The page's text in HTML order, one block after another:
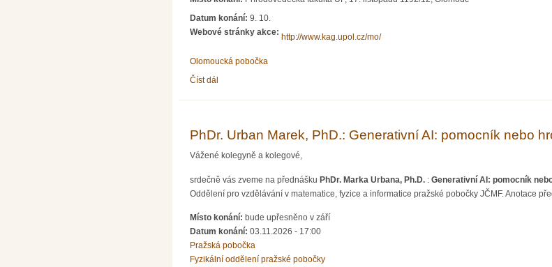
Datum konání: 9. 10.
Webové stránky akce:
http://www.kag.upol.cz/mo/
Olomoucká pobočka
Číst dál
PhDr. Urban Marek, PhD.: Generativní AI: pomocník nebo
Vážené kolegyně a kolegové,
srdečně vás zveme na přednášku PhDr. Marka Urbana, Ph.D. : Generativní AI: pomocník
Oddělení pro vzdělávání v matematice, fyzice a informatice pražské pobočky JČMF. Anotace
Místo konání: bude upřesněno v září
Datum konání: 03.11.2026 - 17:00
Pražská pobočka
Fyzikální oddělení pražské pobočky